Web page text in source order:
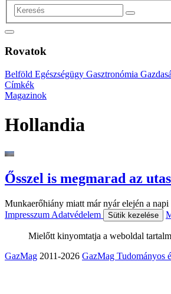
Rovatok
Belföld Egészségügy Gasztronómia
Címkék
Magazinok
Hollandia
Ősszel is megmarad az
Munkaerőhiány miatt már nyár elején a
Impresszum Adatvédelem Sütik kezelése
Mielőtt kinyomtatja a weboldal
GazMag 2011-2026 GazMag Tudományos